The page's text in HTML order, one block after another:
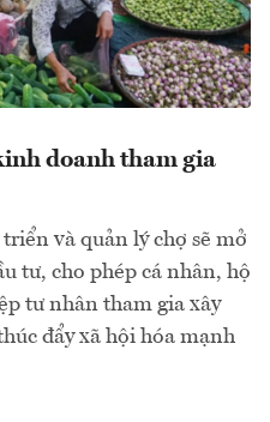
doanh tham gia
và quản lý chợ sẽ mở
tư, cho phép cá nhân, hộ
tư nhân tham gia xây
đẩy xã hội hóa mạnh